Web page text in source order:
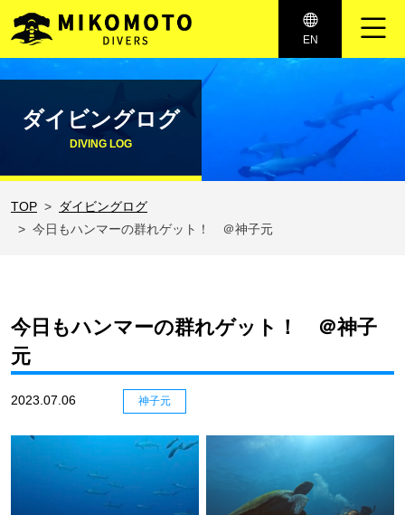
コンテンツへスキップ
メインナビゲーション EN
ダイビングログ
DIVING LOG
TOP
ダイビングログ
今日もハンマーの群れゲット！ ＠神子元
今日もハンマーの群れゲット！ ＠神子
元
2023.07.06 神子元